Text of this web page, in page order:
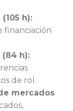
h):
financiación
h):
de rol.
mercados